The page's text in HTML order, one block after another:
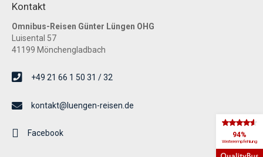
94%
Weiterempfehlung
Kontakt
Omnibus-Reisen Günter Lüngen OHG
Luisental 57
41199 Mönchengladbach
+49 21 66 1 50 31 / 32
kontakt@luengen-reisen.de
Facebook